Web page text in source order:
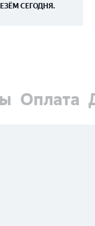
СЕГОДНЯ.
Оплата